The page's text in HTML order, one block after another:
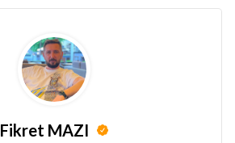
Fikret MAZI